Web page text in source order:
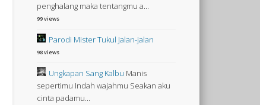
penghalang maka tentangmu a...
99 views
Parodi Mister Tukul Jalan-jalan
98 views
Ungkapan Sang Kalbu Manis
sepertimu Indah wajahmu Seakan aku
cinta padamu...